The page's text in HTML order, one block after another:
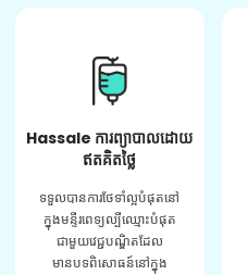
Hassale ការព្យាបាលដោយ
ឥតគិតថ្លៃ
ទទួលបានការថែទាំល្អបំផុតនៅ
ក្នុងមន្ទីរពេទ្យល្បីឈ្មោះបំផុត
ជាមួយវេជ្ជបណ្ឌិតដែល
មានបទពិសោធន៍នៅក្នុង